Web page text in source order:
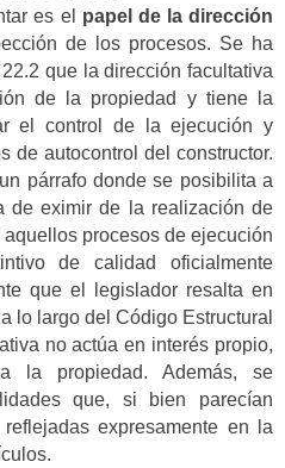
es el papel de la dirección
de los procesos. Se ha
que la dirección facultativa
de la propiedad y tiene la
el control de la ejecución y
de autocontrol del constructor.
párrafo donde se posibilita a
de eximir de la realización de
procesos de ejecución
de calidad oficialmente
que el legislador resalta en
lo largo del Código Estructural
no actúa en interés propio,
la propiedad. Además, se
que, si bien parecían
expresamente en la